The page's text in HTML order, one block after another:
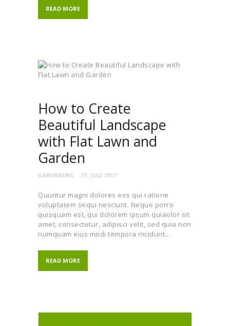
READ MORE
How to Create
Beautiful Landscape
with Flat Lawn and
Garden
GARDENING 31. JULI 2017
Quuntur magni dolores eos qui ratione
voluptatem sequi nesciunt. Neque porro
quisquam est, qui dolorem ipsum quiaolor sit
amet, consectetur, adipisci velit, sed quia non
numquam eius modi tempora incidunt…
READ MORE